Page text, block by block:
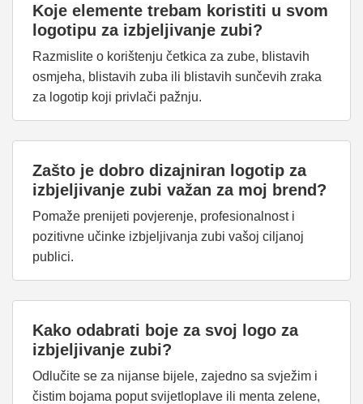
Koje elemente trebam koristiti u svom
logotipu za izbjeljivanje zubi?
Razmislite o korištenju četkica za zube, blistavih
osmjeha, blistavih zuba ili blistavih sunčevih zraka
za logotip koji privlači pažnju.
Zašto je dobro dizajniran logotip za
izbjeljivanje zubi važan za moj brend?
Pomaže prenijeti povjerenje, profesionalnost i
pozitivne učinke izbjeljivanja zubi vašoj ciljanoj
publici.
Kako odabrati boje za svoj logo za
izbjeljivanje zubi?
Odlučite se za nijanse bijele, zajedno sa svježim i
čistim bojama poput svijetloplave ili menta zelene,